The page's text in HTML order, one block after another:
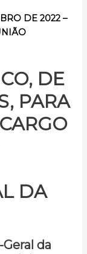
DE 2022 –
DE
PARA
DA
da